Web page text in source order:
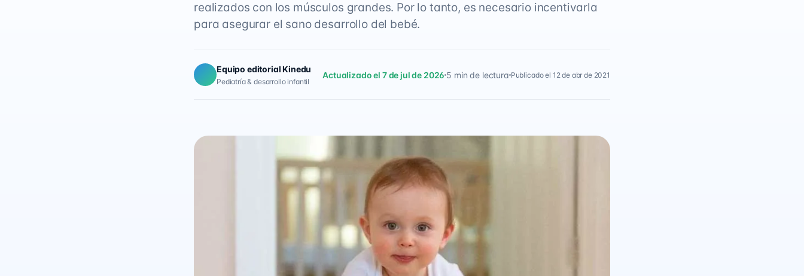
realizados con los músculos grandes. Por lo tanto, es necesario incentivarla
para asegurar el sano desarrollo del bebé.
Equipo editorial Kinedu
Pediatría & desarrollo infantil
Actualizado el 7 de jul de 2026 5 min de lectura Publicado el 12 de abr de 2021